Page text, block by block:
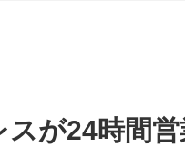
スが24時間